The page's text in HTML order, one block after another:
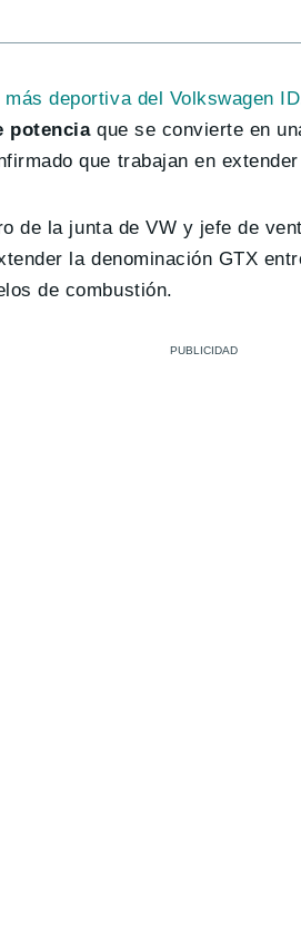
más deportiva del Volkswagen
potenciaque se convierte en
que trabajan en
de la junta de VW y jefe de
la denominación GTX
de combustión.